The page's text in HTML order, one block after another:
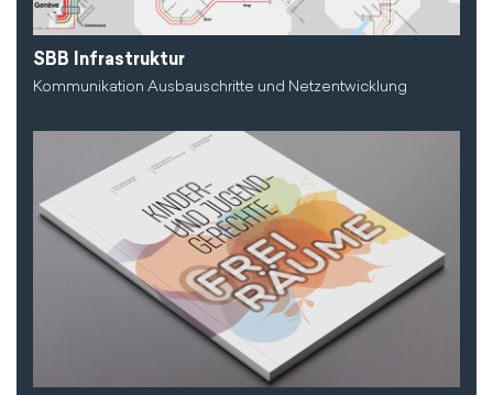
SBB Infrastruktur
Kommunikation Ausbauschritte und Netzentwicklung